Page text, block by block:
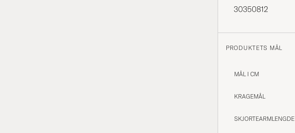
30350812
PRODUKTETS MÅL
MÅL I CM
KRAGEMÅL
SKJORTEARMLENGDE